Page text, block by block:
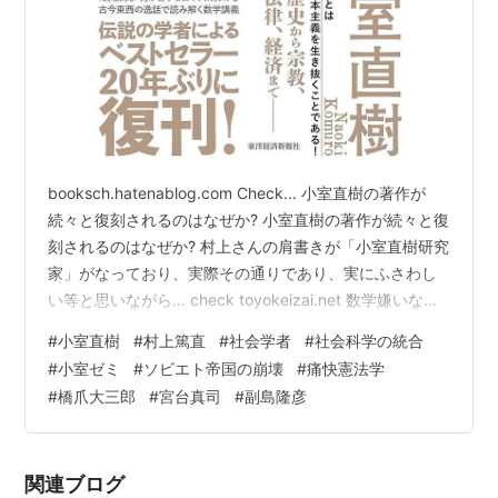
booksch.hatenablog.com Check... 小室直樹の著作が
続々と復刻されるのはなぜか? 小室直樹の著作が続々と復
刻されるのはなぜか? 村上さんの肩書きが「小室直樹研究
家」がなっており、実際その通りであり、実にふさわし
い等と思いながら… check toyokeizai.net 数学嫌いな人
新報社 Amazon 野辺には朽ちじ 硫黄島栗林中将の戦い
(WAC BUNKO B 391) 作者:小室直樹 ワック Amazon
note version 内容が多少異なる場合があります。
note.com note.co…
#小室直樹 #村上篤直 #社会学者 #社会科学の統合
#小室ゼミ #ソビエト帝国の崩壊 #痛快憲法学
#橋爪大三郎 #宮台真司 #副島隆彦
関連ブログ